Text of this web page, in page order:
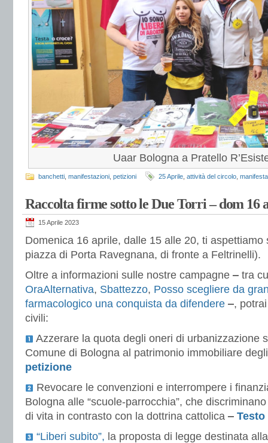
Uaar Bologna a Pratello
banchetti manifestazioni petizioni 25 Aprile attività del circolo
Raccolta firme sotto le Due Torri – dom 16
15 Aprile 2023
Domenica 16 aprile, dalle 15 alle 20, ti aspettiamo
piazza di Porta Ravegnana, di fronte a Feltrinelli).
Oltre a informazioni sulle nostre campagne ‒ tra
OraAlternativa, Sbattezzo, Posso scegliere da
farmacologico una conquista da difendere ‒,
civili:
Azzerare la quota degli oneri di urbanizzazione
Comune di Bologna al patrimonio immobiliare
petizione
Revocare le convenzioni e interrompere i
Bologna alle “scuole-parrocchia”, che
di vita in contrasto con la dottrina cattolica ‒
“Liberi subito”, la proposta di legge destinata